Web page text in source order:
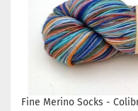
Fine Merino Socks -